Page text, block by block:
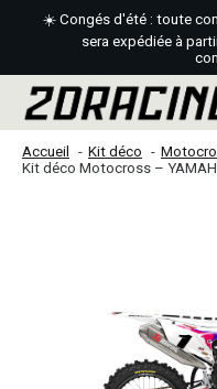
☀️ Congés d'été : toute
sera expédiée à
Accueil Kit déco
Kit déco Motocross –